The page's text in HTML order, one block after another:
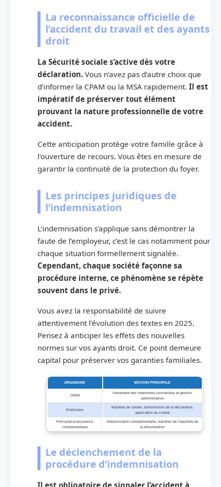
La reconnaissance officielle de
l’accident du travail et des ayants
droit
La Sécurité sociale s’active dès votre
déclaration. Vous n’avez pas d’autre choix que
d’informer la CPAM ou la MSA rapidement. Il est
impératif de préserver tout élément
prouvant la nature professionnelle de votre
accident.
Cette anticipation protège votre famille grâce à
l’ouverture de recours. Vous êtes en mesure de
garantir la continuité de la protection du foyer.
Les principes juridiques de
l’indemnisation
L’indemnisation s’applique sans démontrer la
faute de l’employeur, c’est le cas notamment pour
chaque situation formellement signalée.
Cependant, chaque société façonne sa
procédure interne, ce phénomène se répète
souvent dans le privé.
Vous avez la responsabilité de suivre
attentivement l’évolution des textes en 2025.
Pensez à anticiper les effets des nouvelles
normes sur vos ayants droit. Ce point demeure
capital pour préserver vos garanties familiales.
ORGANISME MISSION PRINCIPALE
CPAM
Versement des indemnités journalières et gestion
administrative
Employeur
Maintien de salaire, transmission de la déclaration,
application du contrat
Prévoyance/assurance
complémentaire
Indemnisation complémentaire, maintien de l’équilibre de
la rémunération
Le déclenchement de la
procédure d’indemnisation
Il est obligatoire de signaler l’accident à